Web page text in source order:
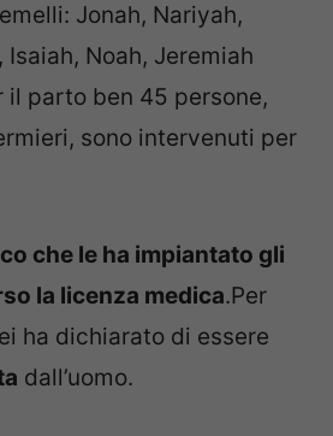
Jonah, Nariyah,
Noah, Jeremiah
il parto ben 45 persone,
sono intervenuti per
che le ha impiantato gli
la licenza medica.Per
ha dichiarato di essere
dall’uomo.